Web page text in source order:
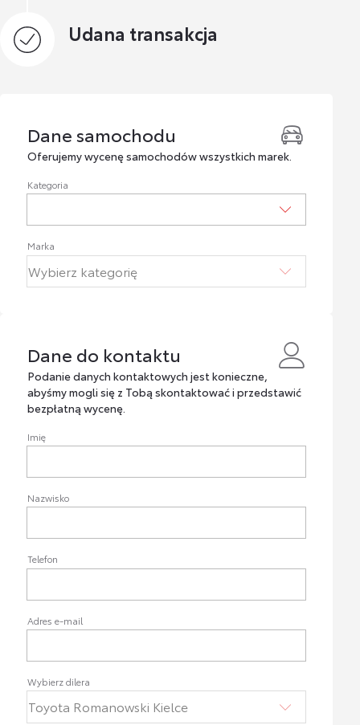
Udana transakcja
Dane samochodu
Dane samochodu
Oferujemy wycenę samochodów wszystkich marek.
Kategoria
Marka
Dane do kontaktu
Dane do kontaktu
Podanie danych kontaktowych jest konieczne,
abyśmy mogli się z Tobą skontaktować i przedstawić
bezpłatną wycenę.
Imię
Nazwisko
Telefon
Adres e-mail
Wybierz dilera